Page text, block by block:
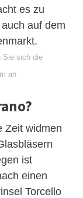
es zu
auf dem
Sie sich die
an
Zeit widmen
ist
einen
Torcello